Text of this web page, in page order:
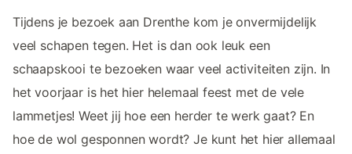
Tijdens je bezoek aan Drenthe kom je onvermijdelijk
veel schapen tegen. Het is dan ook leuk een
schaapskooi te bezoeken waar veel activiteiten zijn. In
het voorjaar is het hier helemaal feest met de vele
lammetjes! Weet jij hoe een herder te werk gaat? En
hoe de wol gesponnen wordt? Je kunt het hier allemaal